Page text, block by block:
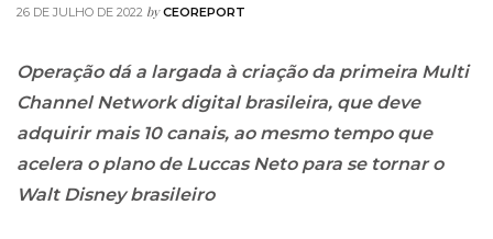
26 DE JULHO DE 2022 by CEOREPORT
Operação dá a largada à criação da primeira Multi
Channel Network digital brasileira, que deve
adquirir mais 10 canais, ao mesmo tempo que
acelera o plano de Luccas Neto para se tornar o
Walt Disney brasileiro